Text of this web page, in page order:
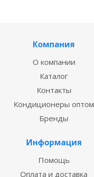
Компания
О компании
Каталог
Контакты
Кондиционеры оптом
Бренды
Информация
Помощь
Оплата и доставка